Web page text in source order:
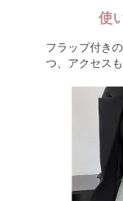
使
フラップ付き
つ、アクセスも